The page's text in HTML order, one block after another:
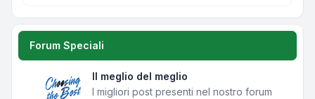
Forum Speciali
Il meglio del meglio
I migliori post presenti nel nostro forum